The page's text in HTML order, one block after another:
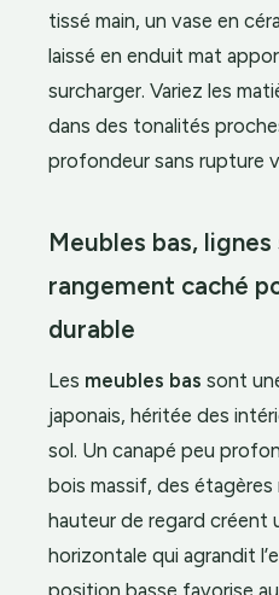
tissé main, un vase en
laissé en enduit mat
surcharger. Variez les
dans des tonalités
profondeur sans rupture
Meubles bas,
rangement caché
durable
Les meubles bas sont
japonais, héritée des
sol. Un canapé peu
bois massif, des étagères
hauteur de regard créent
horizontale qui agrandit